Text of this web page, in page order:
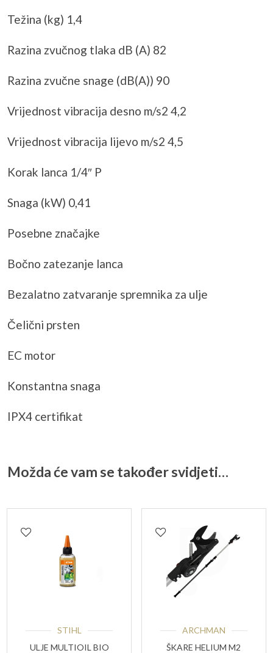
Težina (kg) 1,4
Razina zvučnog tlaka dB (A) 82
Razina zvučne snage (dB(A)) 90
Vrijednost vibracija desno m/s2 4,2
Vrijednost vibracija lijevo m/s2 4,5
Korak lanca 1/4″ P
Snaga (kW) 0,41
Posebne značajke
Bočno zatezanje lanca
Bezalatno zatvaranje spremnika za ulje
Čelični prsten
EC motor
Konstantna snaga
IPX4 certifikat
Možda će vam se također svidjeti…
STIHL
ULJE MULTIOIL BIO
ARCHMAN
ŠKARE HELIUM M2